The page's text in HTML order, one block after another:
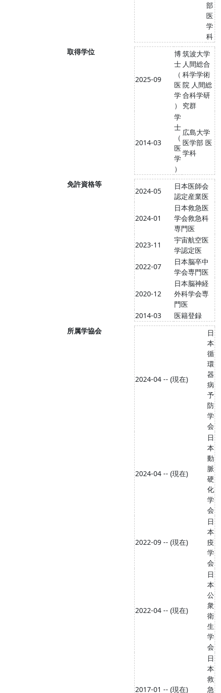
部
医
学
科
取得学位
2025-09
博
士
（
医
学
）
筑波大学
人間総合
科学学術
院 人間総
合科学研
究群
2014-03
学
士
（
医
学
）
広島大学
医学部 医
学科
免許資格等
2024-05
日本医師会
認定産業医
2024-01
日本救急医
学会救急科
専門医
2023-11
宇宙航空医
学認定医
2022-07
日本脳卒中
学会専門医
2020-12
日本脳神経
外科学会専
門医
2014-03
医籍登録
所属学協会
2024-04 -- (現在)
日
本
循
環
器
病
予
防
学
会
2024-04 -- (現在)
日
本
動
脈
硬
化
学
会
2022-09 -- (現在)
日
本
疫
学
会
2022-04 -- (現在)
日
本
公
衆
衛
生
学
会
2017-01 -- (現在)
日
本
救
急